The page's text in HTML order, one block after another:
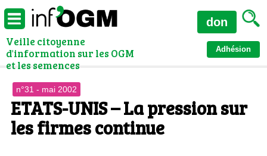
Veille citoyenne
d'information sur les OGM
et les semences
Adhésion
don
n°31 - mai 2002
ETATS-UNIS – La pression sur
les firmes continue